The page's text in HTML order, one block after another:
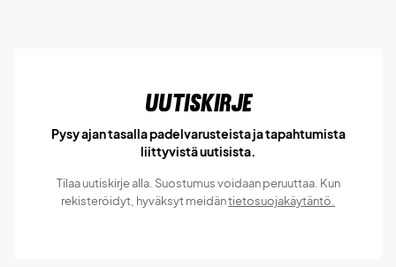
Uutiskirje
Pysy ajan tasalla padelvarusteista ja tapahtumista
liittyvistä uutisista.
Tilaa uutiskirje alla. Suostumus voidaan peruuttaa. Kun
rekisteröidyt, hyväksyt meidäntietosuojakäytäntö.